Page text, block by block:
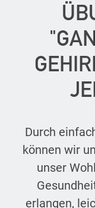
Durch
können wir
unser
erlangen,